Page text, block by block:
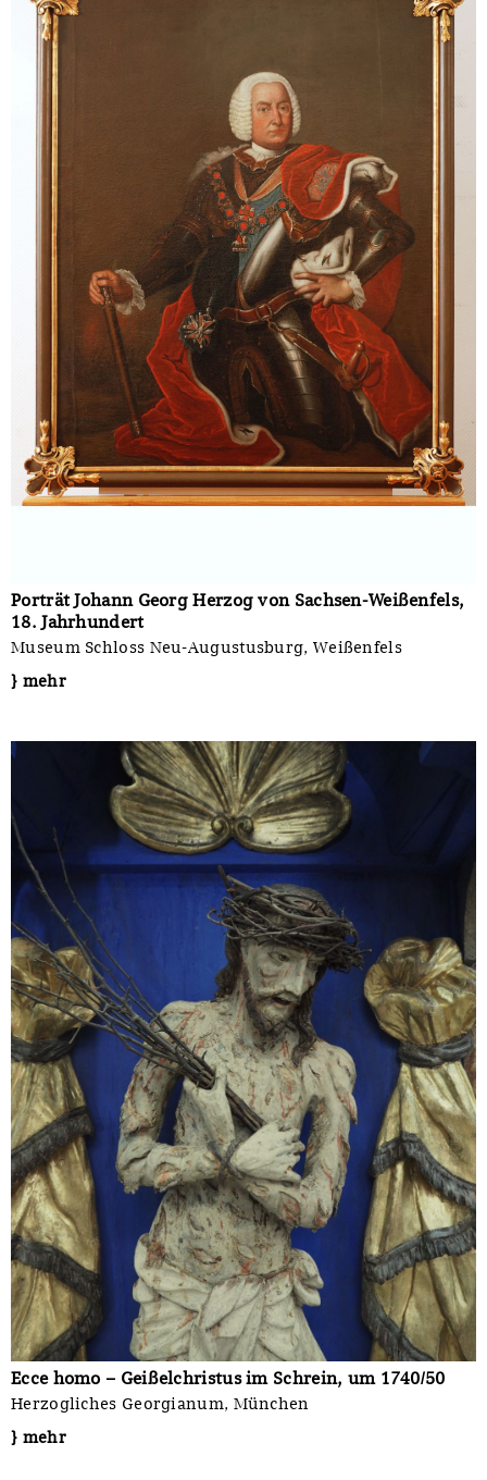
Porträt Johann Georg Herzog von Sachsen-Weißenfels,
18. Jahrhundert
Museum Schloss Neu-Augustusburg, Weißenfels
} mehr
Ecce homo – Geißelchristus im Schrein, um 1740/50
Herzogliches Georgianum, München
} mehr